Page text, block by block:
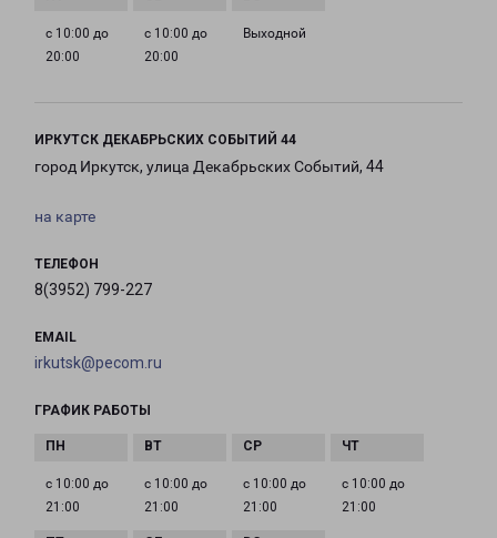
с 10:00 до
20:00
с 10:00 до
20:00
Выходной
ИРКУТСК ДЕКАБРЬСКИХ СОБЫТИЙ 44
город Иркутск, улица Декабрьских Событий, 44
на карте
ТЕЛЕФОН
8(3952) 799-227
EMAIL
irkutsk@pecom.ru
ГРАФИК РАБОТЫ
с 10:00 до
21:00
с 10:00 до
21:00
с 10:00 до
21:00
с 10:00 до
21:00